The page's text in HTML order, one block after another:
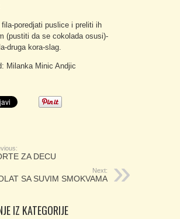
fila-poredjati puslice i preliti ih
(pustiti da se cokolada osusi)-
druga kora-slag.
Milanka Minic Andjic
ZA DECU
Next:
SA SUVIM SMOKVAMA
IZ KATEGORIJE